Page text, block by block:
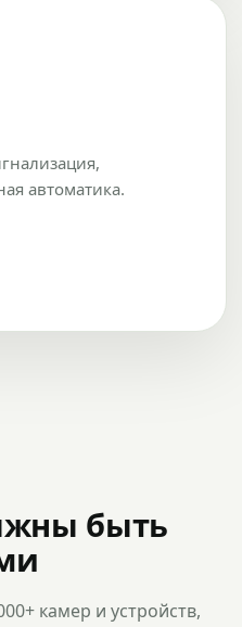
автоматика.
быть
камер и устройств,